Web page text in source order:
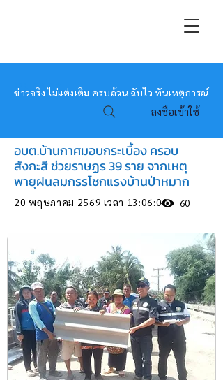
หมอข่าว
ข่าวจริง ไม่แต่งเติม ครบถ้วน ฉับไว ทันเหตุการณ์
ลงชื่อเข้าใช้
อบต.บ้านกาศมอบกระเบื้อง ครอบ
สังกะสี ช่วยราษฏร 39 ราย จากเหตุ
พายุฝนลมกรรโชกแรงบ้านป่าหมาก
20 พฤษภาคม 2569 เวลา 13:06:00 60